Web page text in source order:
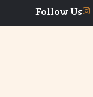
Follow Us